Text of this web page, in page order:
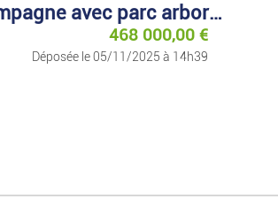
Grande maison de campagne avec parc arboré à vendre
468 000,00 €
Déposée le 05/11/2025 à 14h39